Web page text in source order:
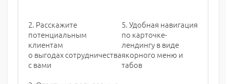
2. Расскажите
потенциальным
клиентам
о выгодах сотрудничества
с вами
5. Удобная навигация
по карточке-
лендингу в виде
якорного меню и
табов